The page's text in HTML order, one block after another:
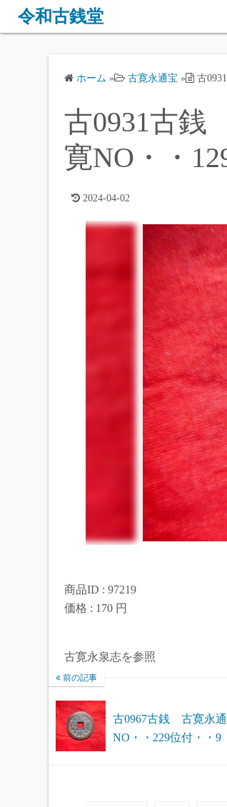
令和古銭堂
ホーム » 古寛永通宝 » 古
古0931古銭
寛NO・・
2024-04-02
商品ID : 97219
価格 : 170 円
古寛永泉志を参照
前の記事
古0967古銭 古寛永
NO・・229位付・・9